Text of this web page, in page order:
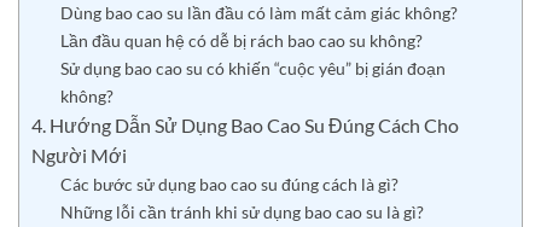
Dùng bao cao su lần đầu có làm mất cảm giác không?
Lần đầu quan hệ có dễ bị rách bao cao su không?
Sử dụng bao cao su có khiến “cuộc yêu” bị gián đoạn
không?
4. Hướng Dẫn Sử Dụng Bao Cao Su Đúng Cách Cho
Người Mới
Các bước sử dụng bao cao su đúng cách là gì?
Những lỗi cần tránh khi sử dụng bao cao su là gì?